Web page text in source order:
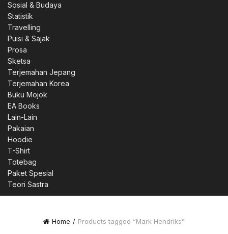
Sosial & Budaya
Statistik
Travelling
Puisi & Sajak
Prosa
Sketsa
Terjemahan Jepang
Terjemahan Korea
Buku Mojok
EA Books
Lain-Lain
Pakaian
Hoodie
T-Shirt
Totebag
Paket Spesial
Teori Sastra
Home Products tagged “Mark Hendriks”